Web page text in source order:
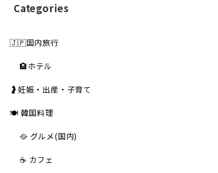
Categories
🇯🇵国内旅行
🏨ホテル
🤰妊娠・出産・子育て
🍽 韓国料理
🥘 グルメ(国内)
☕️ カフェ